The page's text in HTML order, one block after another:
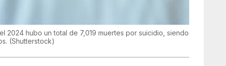
2024 hubo un total de 7,019 muertes por suicidio, siendo
(Shutterstock)